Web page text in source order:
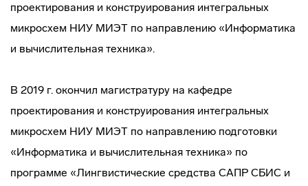
проектирования и конструирования интегральных
микросхем НИУ МИЭТ по направлению «Информатика
и вычислительная техника».
В 2019 г. окончил магистратуру на кафедре
проектирования и конструирования интегральных
микросхем НИУ МИЭТ по направлению подготовки
«Информатика и вычислительная техника» по
программе «Лингвистические средства САПР СБИС и